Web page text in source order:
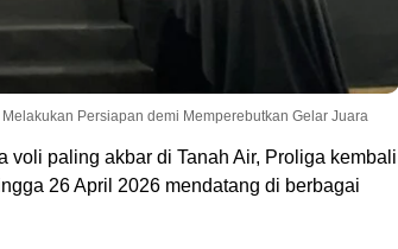
Persiapan demi Memperebutkan Gelar Juara
voli paling akbar di Tanah Air, Proliga kembali
26 April 2026 mendatang di berbagai